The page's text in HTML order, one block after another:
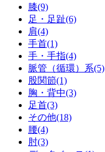
膝(9)
足・足趾(6)
肩(4)
手首(1)
手・手指(4)
脈管（循環）系(5)
股関節(1)
胸・背中(3)
足首(3)
その他(18)
腰(4)
肘(3)